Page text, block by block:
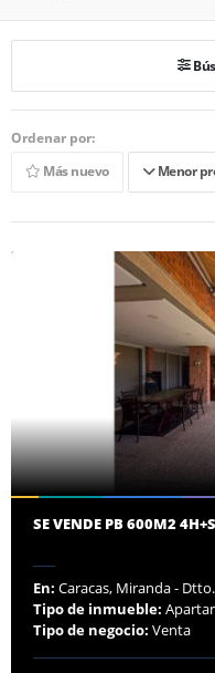
Ordenar por:
Más nuevo
Menor
SE VENDE PB 600M2
En: Caracas, Miranda -
Tipo de inmueble:
Tipo de negocio: Venta